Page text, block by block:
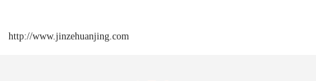
http://www.jinzehuanjing.com